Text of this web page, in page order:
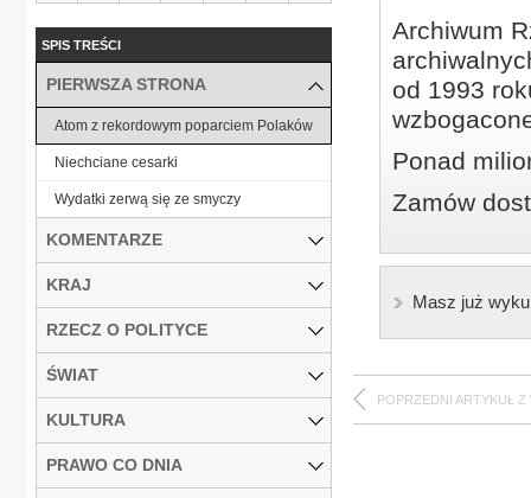
Archiwum
od 1993
Ponad
Zamów
Masz już
POPRZEDNI ARTYKUŁ Z
SPIS TREŚCI
PIERWSZA STRONA
Atom z rekordowym poparciem Polaków
Niechciane cesarki
Wydatki zerwą się ze smyczy
KOMENTARZE
KRAJ
RZECZ O POLITYCE
ŚWIAT
KULTURA
PRAWO CO DNIA